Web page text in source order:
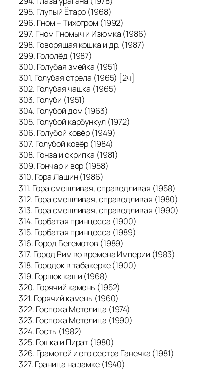
295. Глупый Ётаро (1968)
296. Гном – Тихогром (1992)
297. Гном Гномыч и Изюмка (1986)
298. Говорящая кошка и др. (1987)
299. Гололёд (1987)
300. Голубая змейка (1951)
301. Голубая стрела (1965) [2ч]
302. Голубая чашка (1965)
303. Голуби (1951)
304. Голубой дом (1963)
305. Голубой карбункул (1972)
306. Голубой ковёр (1949)
307. Голубой ковёр (1984)
308. Гонза и скрипка (1981)
309. Гончар и вор (1958)
310. Гора Лашин (1986)
311. Гора смешливая, справедливая (1958)
312. Гора смешливая, справедливая (1980)
313. Гора смешливая, справедливая (1990)
314. Горбатая принцесса (1900)
315. Горбатая принцесса (1989)
316. Город Бегемотов (1989)
317. Город Рим во времена Империи (1983)
318. Городок в табакерке (1900)
319. Горшок каши (1968)
320. Горячий камень (1952)
321. Горячий камень (1960)
322. Госпожа Метелица (1974)
323. Госпожа Метелица (1990)
324. Гость (1982)
325. Гошка и Пират (1980)
326. Грамотей и его сестра Ганечка (1981)
327. Граница на замке (1940)